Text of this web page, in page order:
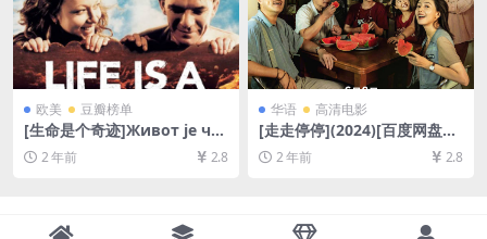
欧美 豆瓣榜单
[生命是个奇迹]Живот је чу
до (2004)[百度网盘+夸克网
盘1080P超清未删减资源][网
2 年前 2.8
华语 高清电影
[走走停停](2024)[百度网盘
+夸克网盘1080P超清未删减
资源][网盘在线播放/下载][MP
2 年前 2.8